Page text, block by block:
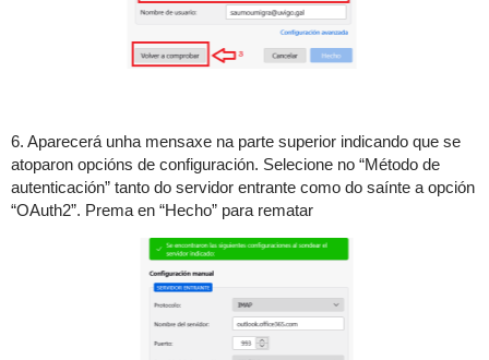
6. Aparecerá unha mensaxe na parte superior indicando que se
atoparon opcións de configuración. Selecione no “Método de
autenticación” tanto do servidor entrante como do saínte a opción
“OAuth2”. Prema en “Hecho” para rematar